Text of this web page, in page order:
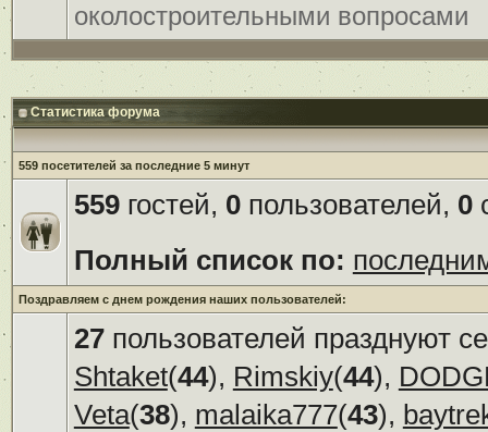
околостроительными вопросами
Статистика форума
559 посетителей за последние 5 минут
559гостей, 0пользователей, 0
Полный список по:
Поздравляем с днем рождения наших пользователей:
27пользователей празднуют
Shtaket(44), Rimskiy(44),
Veta(38), malaika777(43),